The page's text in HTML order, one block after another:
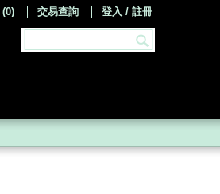
(0) 交易查詢 登入 / 註冊